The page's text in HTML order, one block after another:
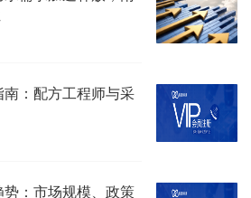
：配方工程师与采
：市场规模、政策